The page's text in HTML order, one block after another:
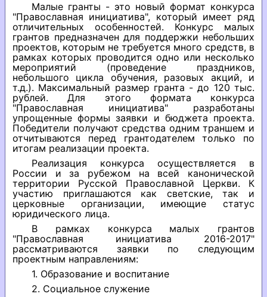
Малые гранты - это новый формат конкурса
"Православная инициатива", который имеет ряд
отличительных особенностей. Конкурс малых
грантов предназначен для поддержки небольших
проектов, которым не требуется много средств, в
рамках которых проводится одно или несколько
мероприятий (проведение праздников,
небольшого цикла обучения, разовых акций, и
т.д.). Максимальный размер гранта - до 120 тыс.
рублей. Для этого формата конкурса
"Православная инициатива" разработаны
упрощенные формы заявки и бюджета проекта.
Победители получают средства одним траншем и
отчитываются перед грантодателем только по
итогам реализации проекта.
Реализация конкурса осуществляется в
России и за рубежом на всей канонической
территории Русской Православной Церкви. К
участию приглашаются как светские, так и
церковные организации, имеющие статус
юридического лица.
В рамках конкурса малых грантов
"Православная инициатива 2016-2017"
рассматриваются заявки по следующим
проектным направлениям:
1. Образование и воспитание
2. Социальное служение